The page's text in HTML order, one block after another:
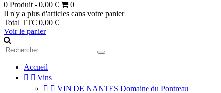
0 Produit - 0,00 €
0
Il n'y a plus d'articles dans votre panier
Total TTC 0,00 €
Voir le panier
Accueil
  Vins
  VIN DE NANTES Domaine du Pontreau